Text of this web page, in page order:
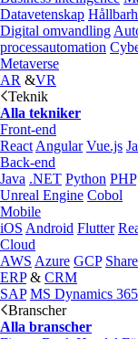
Datavetenskap
Digital omvandling
processautomation
Metaverse
AR &VR
Teknik
Alla tekniker
Front-end
React Angular Vue.js
Back-end
Java .NET Python PHP
Unreal Engine Cobol
Mobile
iOS Android Flutter
Cloud
AWS Azure GCP
ERP& CRM
SAP MS Dynamics 365
Branscher
Alla branscher